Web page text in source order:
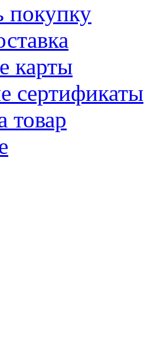
покупку
карты
сертификаты
товар